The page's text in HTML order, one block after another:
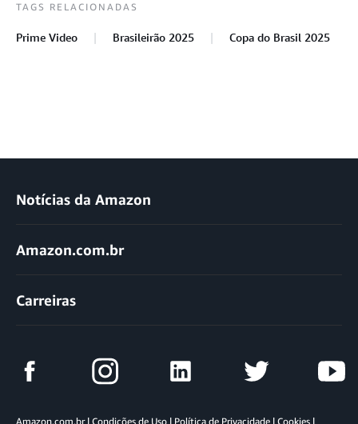
TAGS RELACIONADAS
Prime Video Brasileirão 2025 Copa do Brasil 2025
Notícias da Amazon
Amazon.com.br
Carreiras
Amazon.com.br| Condições de Uso | Política de Privacidade | Cookies |